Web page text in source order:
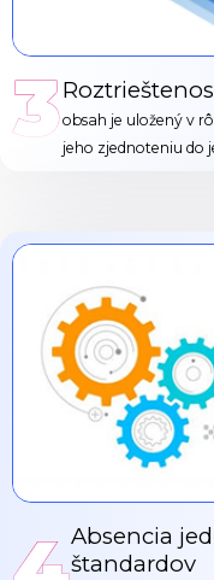
3obsah je uložený v
jeho zjednoteniu do
Absencia
štandardov